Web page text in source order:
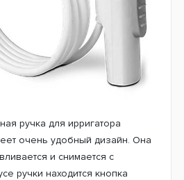
ручка для ирригатора
очень удобный дизайн. Она
и снимается с
ручки находится кнопка